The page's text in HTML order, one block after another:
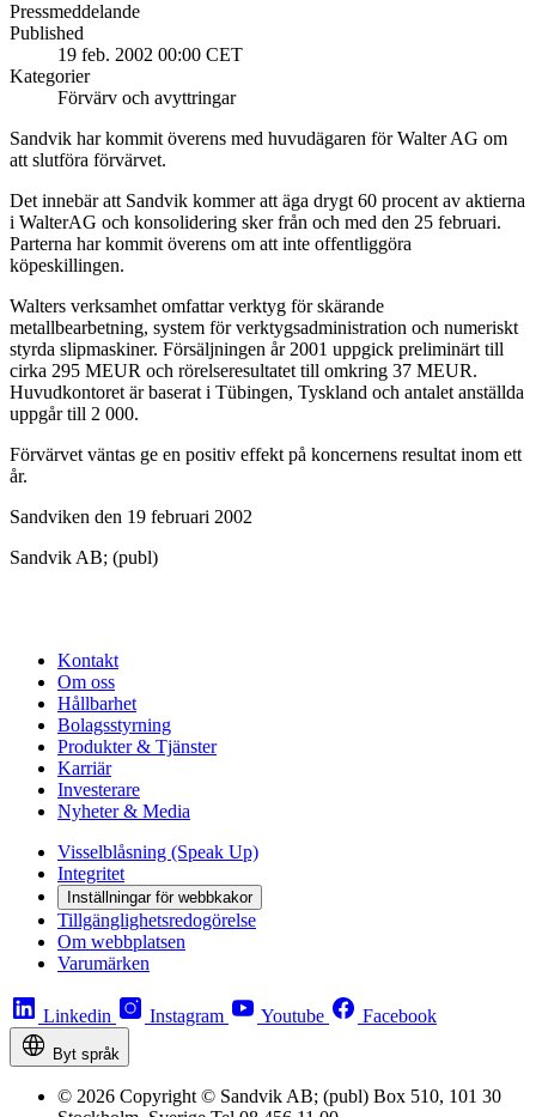
Pressmeddelande
Published
19 feb. 2002 00:00 CET
Kategorier
Förvärv och avyttringar
Sandvik har kommit överens med huvudägaren för Walter AG om
att slutföra förvärvet.
Det innebär att Sandvik kommer att äga drygt 60 procent av aktierna
i WalterAG och konsolidering sker från och med den 25 februari.
Parterna har kommit överens om att inte offentliggöra
köpeskillingen.
Walters verksamhet omfattar verktyg för skärande
metallbearbetning, system för verktygsadministration och numeriskt
styrda slipmaskiner. Försäljningen år 2001 uppgick preliminärt till
cirka 295 MEUR och rörelseresultatet till omkring 37 MEUR.
Huvudkontoret är baserat i Tübingen, Tyskland och antalet anställda
uppgår till 2 000.
Förvärvet väntas ge en positiv effekt på koncernens resultat inom ett
år.
Sandviken den 19 februari 2002
Sandvik AB; (publ)
Kontakt
Om oss
Hållbarhet
Bolagsstyrning
Produkter & Tjänster
Karriär
Investerare
Nyheter & Media
Visselblåsning (Speak Up)
Integritet
Inställningar för webbkakor
Tillgänglighetsredogörelse
Om webbplatsen
Varumärken
Linkedin Instagram Youtube Facebook
Byt språk
© 2026 Copyright © Sandvik AB; (publ) Box 510, 101 30